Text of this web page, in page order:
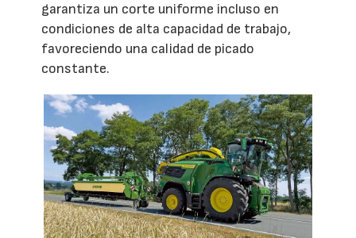
garantiza un corte uniforme incluso en
condiciones de alta capacidad de trabajo,
favoreciendo una calidad de picado
constante.